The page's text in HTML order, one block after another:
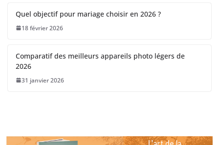
Quel objectif pour mariage choisir en 2026 ?
18 février 2026
Comparatif des meilleurs appareils photo légers de
2026
31 janvier 2026